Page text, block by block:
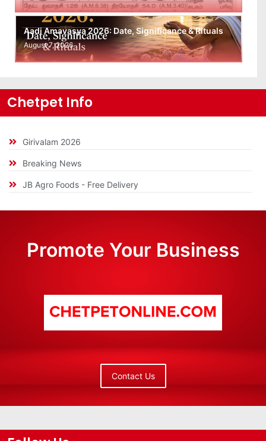
Aadi Amavasya 2026: Date, Significance & Rituals
August 7, 2026
Chetpet Info
Girivalam 2026
Breaking News
JB Agro Foods - Free Delivery
Promote Your Business
Contact Us